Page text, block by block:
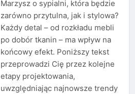
Marzysz o sypialni, która będzie
zarówno przytulna, jak i stylowa?
Każdy detal – od rozkładu mebli
po dobór tkanin – ma wpływ na
końcowy efekt. Poniższy tekst
przeprowadzi Cię przez kolejne
etapy projektowania,
uwzględniając najnowsze trendy